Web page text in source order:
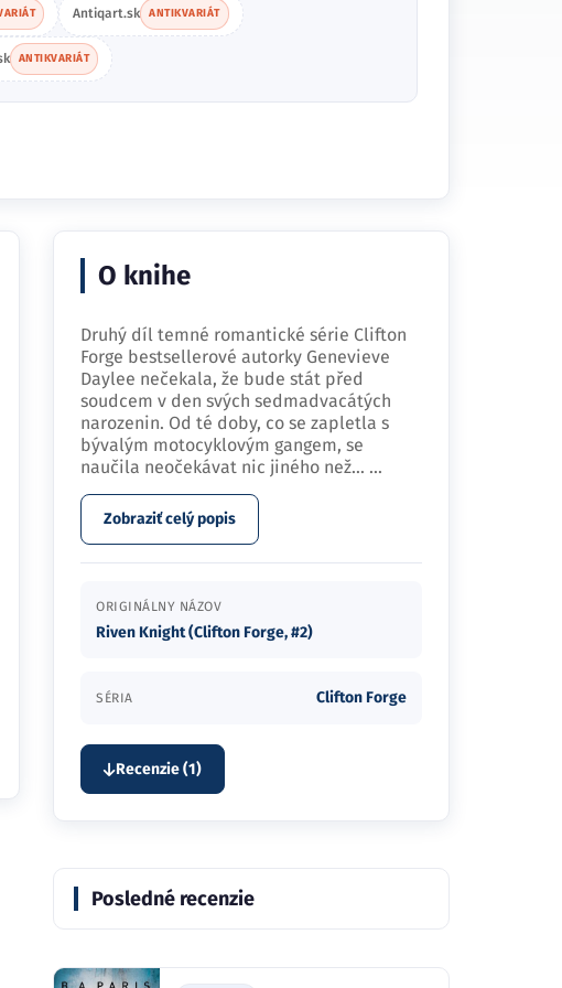
Antiqart.sk ANTIKVARIÁT
ANTIKVARIÁT
O knihe
Druhý díl temné romantické série Clifton
Forge bestsellerové autorky Genevieve
Daylee nečekala, že bude stát před
soudcem v den svých sedmadvacátých
narozenin. Od té doby, co se zapletla s
bývalým motocyklovým gangem, se
naučila neočekávat nic jiného než… ...
Zobraziť celý popis
ORIGINÁLNY NÁZOV
Riven Knight (Clifton Forge, #2)
SÉRIA Clifton Forge
Recenzie (1)
Posledné recenzie